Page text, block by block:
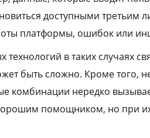
доступными третьим
платформы, ошибок или
в таких случаях
быть сложно. Кроме того,
комбинации нередко
помощником, но при